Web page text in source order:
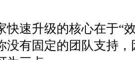
快速升级的核心在于“
没有固定的团队支持